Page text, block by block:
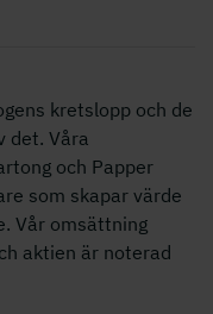
kretslopp och de
det. Våra
och Papper
som skapar värde
Vår omsättning
aktien är noterad